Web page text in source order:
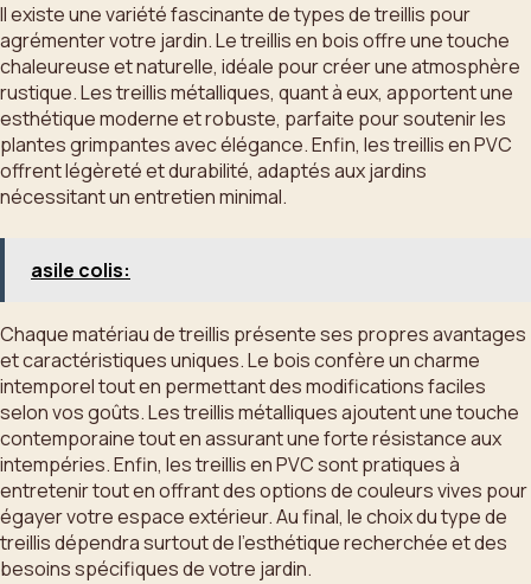
Il existe une variété fascinante de types de treillis pour
agrémenter votre jardin. Le treillis en bois offre une touche
chaleureuse et naturelle, idéale pour créer une atmosphère
rustique. Les treillis métalliques, quant à eux, apportent une
esthétique moderne et robuste, parfaite pour soutenir les
plantes grimpantes avec élégance. Enfin, les treillis en PVC
offrent légèreté et durabilité, adaptés aux jardins
nécessitant un entretien minimal.
asile colis:
Chaque matériau de treillis présente ses propres avantages
et caractéristiques uniques. Le bois confère un charme
intemporel tout en permettant des modifications faciles
selon vos goûts. Les treillis métalliques ajoutent une touche
contemporaine tout en assurant une forte résistance aux
intempéries. Enfin, les treillis en PVC sont pratiques à
entretenir tout en offrant des options de couleurs vives pour
égayer votre espace extérieur. Au final, le choix du type de
treillis dépendra surtout de l’esthétique recherchée et des
besoins spécifiques de votre jardin.